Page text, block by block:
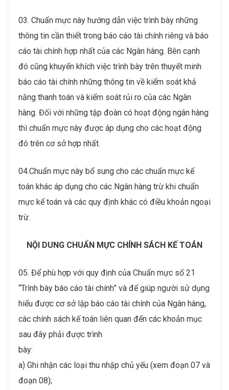
03. Chuẩn mực này hướng dẫn việc trình bày những
thông tin cần thiết trong báo cáo tài chính riêng và báo
cáo tài chính hợp nhất của các Ngân hàng. Bên cạnh
đó cũng khuyến khích việc trình bày trên thuyết minh
báo cáo tài chính những thông tin về kiểm soát khả
năng thanh toán và kiểm soát rủi ro của các Ngân
hàng. Đối với những tập đoàn có hoạt động ngân hàng
thì chuẩn mực này được áp dụng cho các hoạt động
đó trên cơ sở hợp nhất.
04.Chuẩn mực này bổ sung cho các chuẩn mực kế
toán khác áp dụng cho các Ngân hàng trừ khi chuẩn
mực kế toán và các quy định khác có điều khoản ngoại
trừ.
NỘI DUNG CHUẨN MỰC CHÍNH SÁCH KẾ TOÁN
05. Để phù hợp với quy định của Chuẩn mực số 21
“Trình bày báo cáo tài chính” và để giúp người sử dụng
hiểu được cơ sở lập báo cáo tài chính của Ngân hàng,
các chính sách kế toán liên quan đến các khoản mục
sau đây phải được trình
bày:
a) Ghi nhận các loại thu nhập chủ yếu (xem đoạn 07 và
đoạn 08);